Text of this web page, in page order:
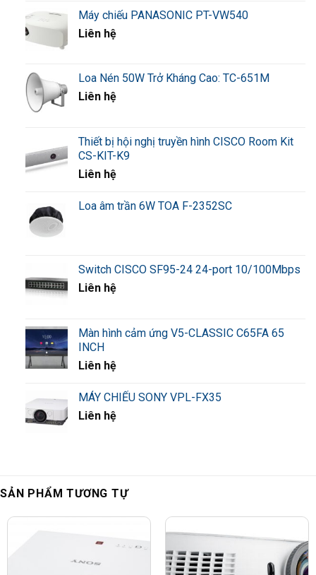
Máy chiếu PANASONIC PT-VW540
Liên hệ
Loa Nén 50W Trở Kháng Cao: TC-651M
Liên hệ
Thiết bị hội nghị truyền hình CISCO Room Kit
CS-KIT-K9
Liên hệ
Loa âm trần 6W TOA F-2352SC
Switch CISCO SF95-24 24-port 10/100Mbps
Liên hệ
Màn hình cảm ứng V5-CLASSIC C65FA 65
INCH
Liên hệ
MÁY CHIẾU SONY VPL-FX35
Liên hệ
SẢN PHẨM TƯƠNG TỰ